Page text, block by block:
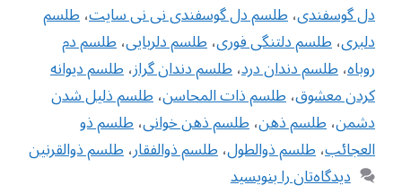
دل گوسفندی،طلسم دل گوسفندی نی نی سایت،طلسم
دلبری،طلسم دلتنگی فوری،طلسم دلربایی،طلسم دم
روباه،طلسم دندان درد،طلسم دندان گراز،طلسم ديوانه
كردن معشوق،طلسم ذات المحاسن،طلسم ذلیل شدن
دشمن،طلسم ذهن،طلسم ذهن خوانی،طلسم ذو
العجائب،طلسم ذوالطول،طلسم ذوالفقار،طلسم ذوالقرنین
دیدگاه‌تان را بنویسید